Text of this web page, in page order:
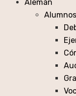
Alemán